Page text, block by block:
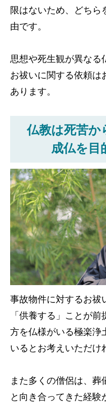
限はないため、どちら
由です。
思想や死生観が異なる
お祓いに関する依頼は
あります。
仏教は死苦か
成仏を目
事故物件に対するお祓
「供養する」ことが
方を仏様がいる極楽浄
いるとお考えいただけ
また多くの僧侶は、
と向き合ってきた経験